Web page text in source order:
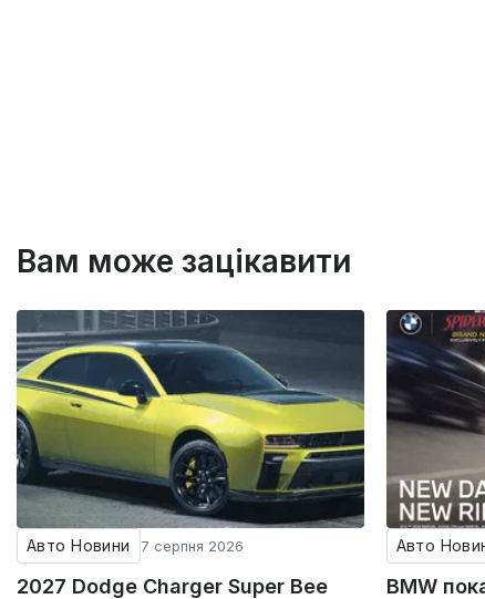
Вам може зацікавити
Авто Новини 7 серпня 2026
2027 Dodge Charger Super Bee
Авто
BMW